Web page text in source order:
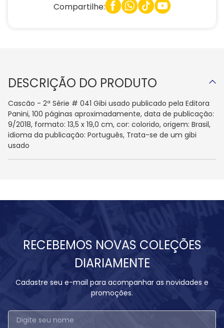
Compartilhe:
DESCRIÇÃO DO PRODUTO
Cascão - 2ª Série # 041 Gibi usado publicado pela Editora
Panini, 100 páginas aproximadamente, data de publicação:
9/2018, formato: 13,5 x 19,0 cm, cor: colorido, origem: Brasil,
idioma da publicação: Português, Trata-se de um gibi
usado
RECEBEMOS NOVAS COLEÇÕES
DIARIAMENTE
Cadastre seu e-mail para acompanhar as novidades e
promoções.